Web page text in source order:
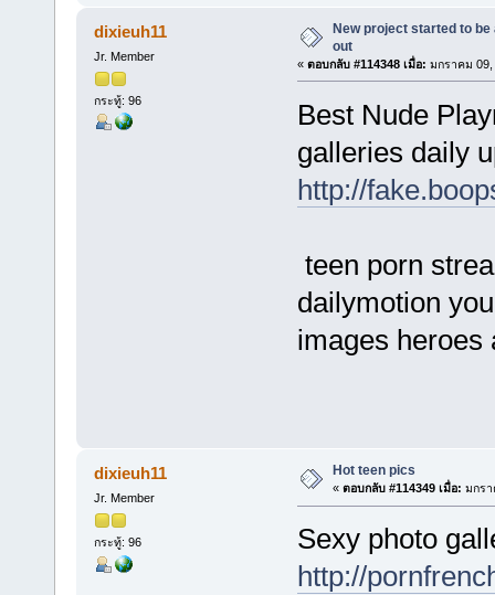
dixieuh11
Jr. Member
กระทู้: 96
New project started to
out
« ตอบกลับ #114348 เมื่อ: มกราคม 09,
Best Nude
galleries daily
http://
teen porn
dailymotion
images heroes
dixieuh11
Jr. Member
กระทู้: 96
Hot teen pics
« ตอบกลับ #114349 เมื่อ: มกรา
Sexy photo
http://